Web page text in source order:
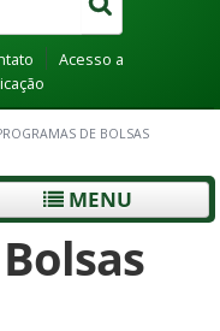
Acesso a
DE BOLSAS
MENU